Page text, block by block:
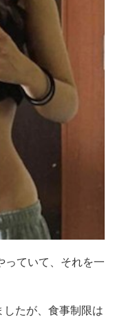
っていて、それを一
たが、食事制限は